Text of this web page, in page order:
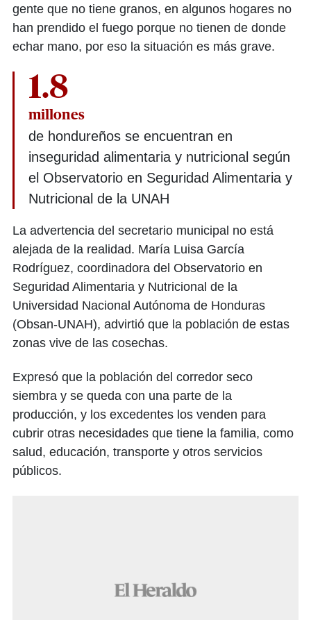
gente que no tiene granos, en algunos hogares no
han prendido el fuego porque no tienen de donde
echar mano, por eso la situación es más grave.
1.8
millones
de hondureños se encuentran en
inseguridad alimentaria y nutricional según
el Observatorio en Seguridad Alimentaria y
Nutricional de la UNAH
La advertencia del secretario municipal no está
alejada de la realidad. María Luisa García
Rodríguez, coordinadora del Observatorio en
Seguridad Alimentaria y Nutricional de la
Universidad Nacional Autónoma de Honduras
(Obsan-UNAH), advirtió que la población de estas
zonas vive de las cosechas.
Expresó que la población del corredor seco
siembra y se queda con una parte de la
producción, y los excedentes los venden para
cubrir otras necesidades que tiene la familia, como
salud, educación, transporte y otros servicios
públicos.